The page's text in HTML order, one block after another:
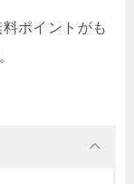
ポイントがも